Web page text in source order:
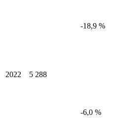
-18,9 %
2022 5 288
-6,0 %